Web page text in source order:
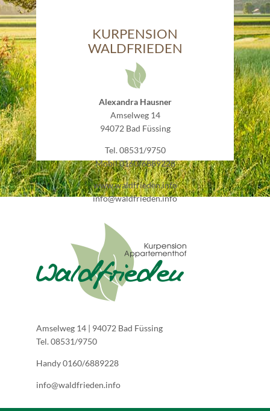
KURPENSION
WALDFRIEDEN
Alexandra Hausner
Amselweg 14
94072 Bad Füssing
Tel. 08531/9750
Mobil 0160/6889228
www.waldfrieden.info
info@waldfrieden.info
Amselweg 14 | 94072 Bad Füssing
Tel. 08531/9750
Handy 0160/6889228
info@waldfrieden.info